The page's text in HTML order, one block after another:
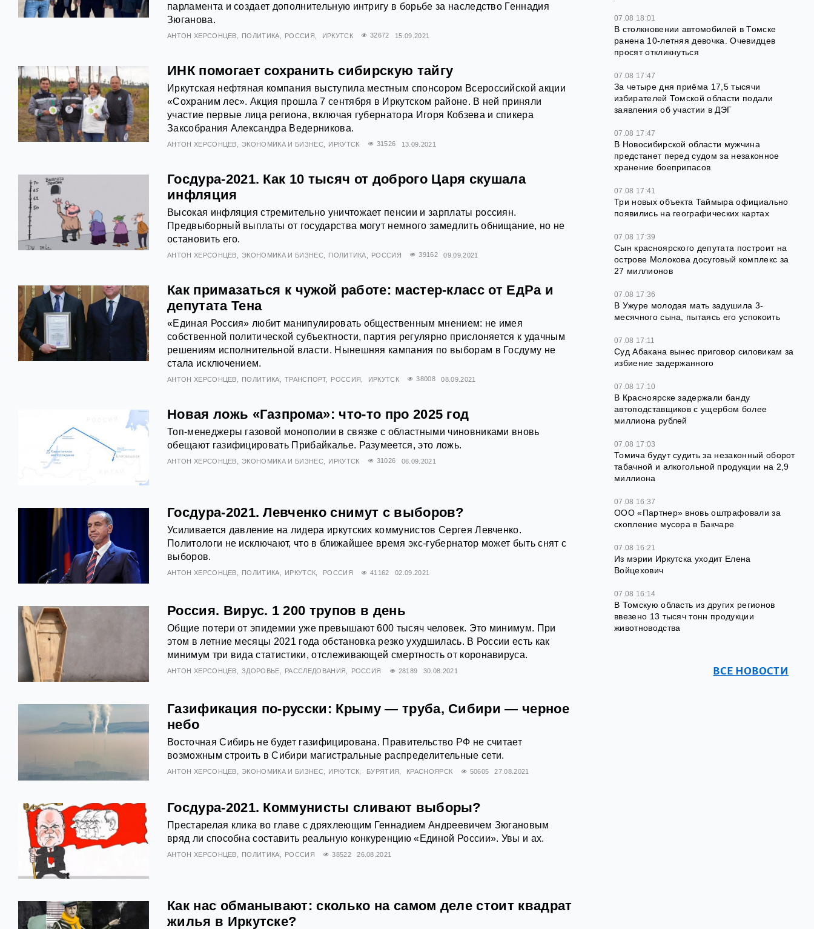
парламента и создает дополнительную интригу в борьбе за наследство Геннадия
Зюганова.
АНТOН ХЕРСОНЦЕВ ПОЛИТИКА РОССИЯ ИРКУТСК 32672 15.09.2021
ИНК помогает сохранить сибирскую тайгу
Иркутская нефтяная компания выступила местным спонсором Всероссийской акции
«Сохраним лес». Акция прошла 7 сентября в Иркутском районе. В ней приняли
участие первые лица региона, включая губернатора Игоря Кобзева и спикера
Заксобрания Александра Ведерникова.
АНТOН ХЕРСОНЦЕВ ЭКОНОМИКА И БИЗНЕС ИРКУТСК 31526 13.09.2021
Госдура-2021. Как 10 тысяч от доброго Царя скушала
инфляция
Высокая инфляция стремительно уничтожает пенсии и зарплаты россиян.
Предвыборный выплаты от государства могут немного замедлить обнищание, но не
остановить его.
АНТOН ХЕРСОНЦЕВ ЭКОНОМИКА И БИЗНЕС ПОЛИТИКА РОССИЯ 39162 09.09.2021
Как примазаться к чужой работе: мастер-класс от ЕдРа и
депутата Тена
«Единая Россия» любит манипулировать общественным мнением: не имея
собственной политической субъектности, партия регулярно прислоняется к удачным
решениям исполнительной власти. Нынешняя кампания по выборам в Госдуму не
стала исключением.
АНТOН ХЕРСОНЦЕВ ПОЛИТИКА ТРАНСПОРТ РОССИЯ ИРКУТСК 38008 08.09.2021
Новая ложь «Газпрома»: что-то про 2025 год
Топ-менеджеры газовой монополии в связке с областными чиновниками вновь
обещают газифицировать Прибайкалье. Разумеется, это ложь.
АНТOН ХЕРСОНЦЕВ ЭКОНОМИКА И БИЗНЕС ИРКУТСК 31026 06.09.2021
Госдура-2021. Левченко снимут с выборов?
Усиливается давление на лидера иркутских коммунистов Сергея Левченко.
Политологи не исключают, что в ближайшее время экс-губернатор может быть снят с
выборов.
АНТOН ХЕРСОНЦЕВ ПОЛИТИКА ИРКУТСК РОССИЯ 41162 02.09.2021
Россия. Вирус. 1 200 трупов в день
Общие потери от эпидемии уже превышают 600 тысяч человек. Это минимум. При
этом в летние месяцы 2021 года обстановка резко ухудшилась. В России есть как
минимум три вида статистики, отслеживающей смертность от коронавируса.
АНТOН ХЕРСОНЦЕВ ЗДОРОВЬЕ РАССЛЕДОВАНИЯ РОССИЯ 28189 30.08.2021
Газификация по-русски: Крыму — труба, Сибири — черное
небо
Восточная Сибирь не будет газифицирована. Правительство РФ не считает
возможным строить в Сибири магистральные распределительные сети.
АНТOН ХЕРСОНЦЕВ ЭКОНОМИКА И БИЗНЕС ИРКУТСК БУРЯТИЯ КРАСНОЯРСК 50605 27.08.2021
Госдура-2021. Коммунисты сливают выборы?
Престарелая клика во главе с дряхлеющим Геннадием Андреевичем Зюгановым
вряд ли способна составить реальную конкуренцию «Единой России». Увы и ах.
АНТOН ХЕРСОНЦЕВ ПОЛИТИКА РОССИЯ 38522 26.08.2021
Как нас обманывают: сколько на самом деле стоит квадрат
жилья в Иркутске?
07.08 18:01
В столкновении автомобилей в Томске
ранена 10-летняя девочка. Очевидцев
просят откликнуться
07.08 17:47
За четыре дня приёма 17,5 тысячи
избирателей Томской области подали
заявления об участии в ДЭГ
07.08 17:47
В Новосибирской области мужчина
предстанет перед судом за незаконное
хранение боеприпасов
07.08 17:41
Три новых объекта Таймыра официально
появились на географических картах
07.08 17:39
Сын красноярского депутата построит на
острове Молокова досуговый комплекс за
27 миллионов
07.08 17:36
В Ужуре молодая мать задушила 3-
месячного сына, пытаясь его успокоить
07.08 17:11
Суд Абакана вынес приговор силовикам за
избиение задержанного
07.08 17:10
В Красноярске задержали банду
автоподставщиков с ущербом более
миллиона рублей
07.08 17:03
Томича будут судить за незаконный оборот
табачной и алкогольной продукции на 2,9
миллиона
07.08 16:37
ООО «Партнер» вновь оштрафовали за
скопление мусора в Бакчаре
07.08 16:21
Из мэрии Иркутска уходит Елена
Войцехович
07.08 16:14
В Томскую область из других регионов
ввезено 13 тысяч тонн продукции
животноводства
ВСЕ НОВОСТИ